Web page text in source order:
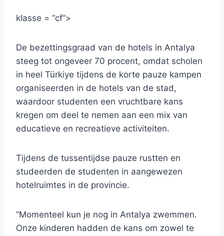
klasse = “cf”>
De bezettingsgraad van de hotels in Antalya
steeg tot ongeveer 70 procent, omdat scholen
in heel Türkiye tijdens de korte pauze kampen
organiseerden in de hotels van de stad,
waardoor studenten een vruchtbare kans
kregen om deel te nemen aan een mix van
educatieve en recreatieve activiteiten.
Tijdens de tussentijdse pauze rustten en
studeerden de studenten in aangewezen
hotelruimtes in de provincie.
“Momenteel kun je nog in Antalya zwemmen.
Onze kinderen hadden de kans om zowel te